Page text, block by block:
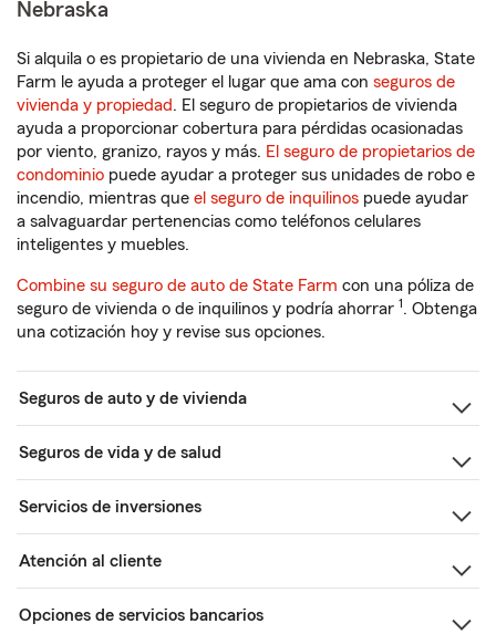
Nebraska
Si alquila o es propietario de una vivienda en Nebraska, State
Farm le ayuda a proteger el lugar que ama con seguros de
vivienda y propiedad. El seguro de propietarios de vivienda
ayuda a proporcionar cobertura para pérdidas ocasionadas
por viento, granizo, rayos y más. El seguro de propietarios de
condominio puede ayudar a proteger sus unidades de robo e
incendio, mientras que el seguro de inquilinos puede ayudar
a salvaguardar pertenencias como teléfonos celulares
inteligentes y muebles.
Combine su seguro de auto de State Farm con una póliza de
seguro de vivienda o de inquilinos y podría ahorrar 1. Obtenga
una cotización hoy y revise sus opciones.
Seguros de auto y de vivienda
Seguros de vida y de salud
Servicios de inversiones
Atención al cliente
Opciones de servicios bancarios